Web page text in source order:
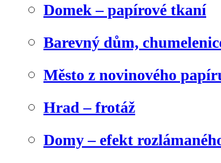
Domek – papírové tkaní
Barevný dům,
Město z novinového
Hrad – frotáž
Domy – efekt